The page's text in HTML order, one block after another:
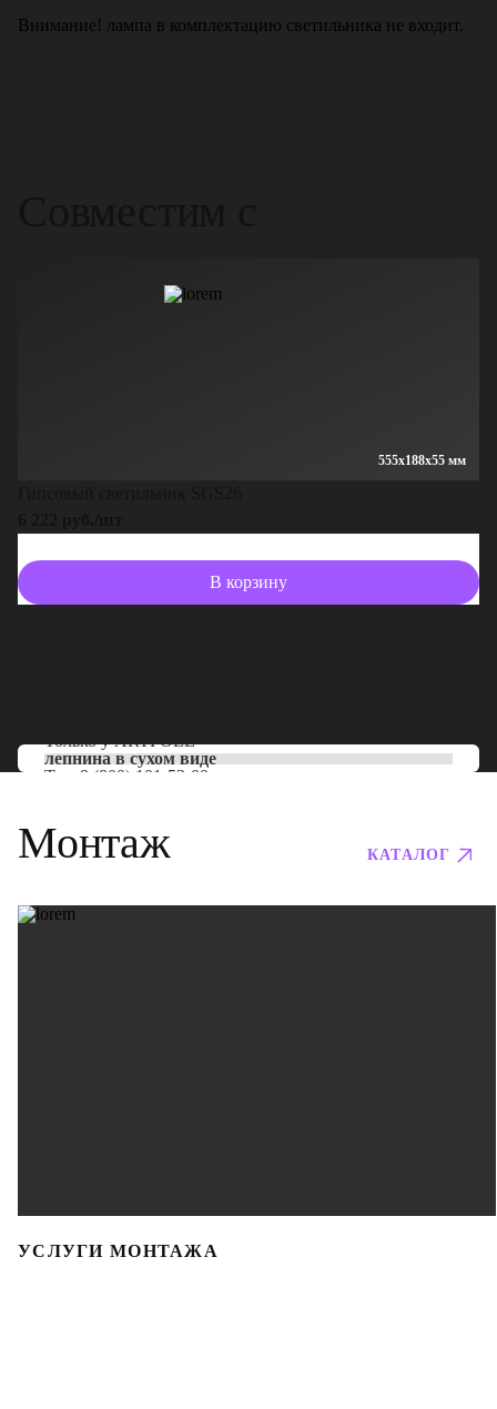
Внимание! лампа в комплектацию светильника не входит.
555x188x55 мм
В корзину
Только уARTPOLE
лепнина в сухом виде
Тел: 8 (800) 101-53-00
Монтаж КАТАЛОГ
УСЛУГИ МОНТАЖА